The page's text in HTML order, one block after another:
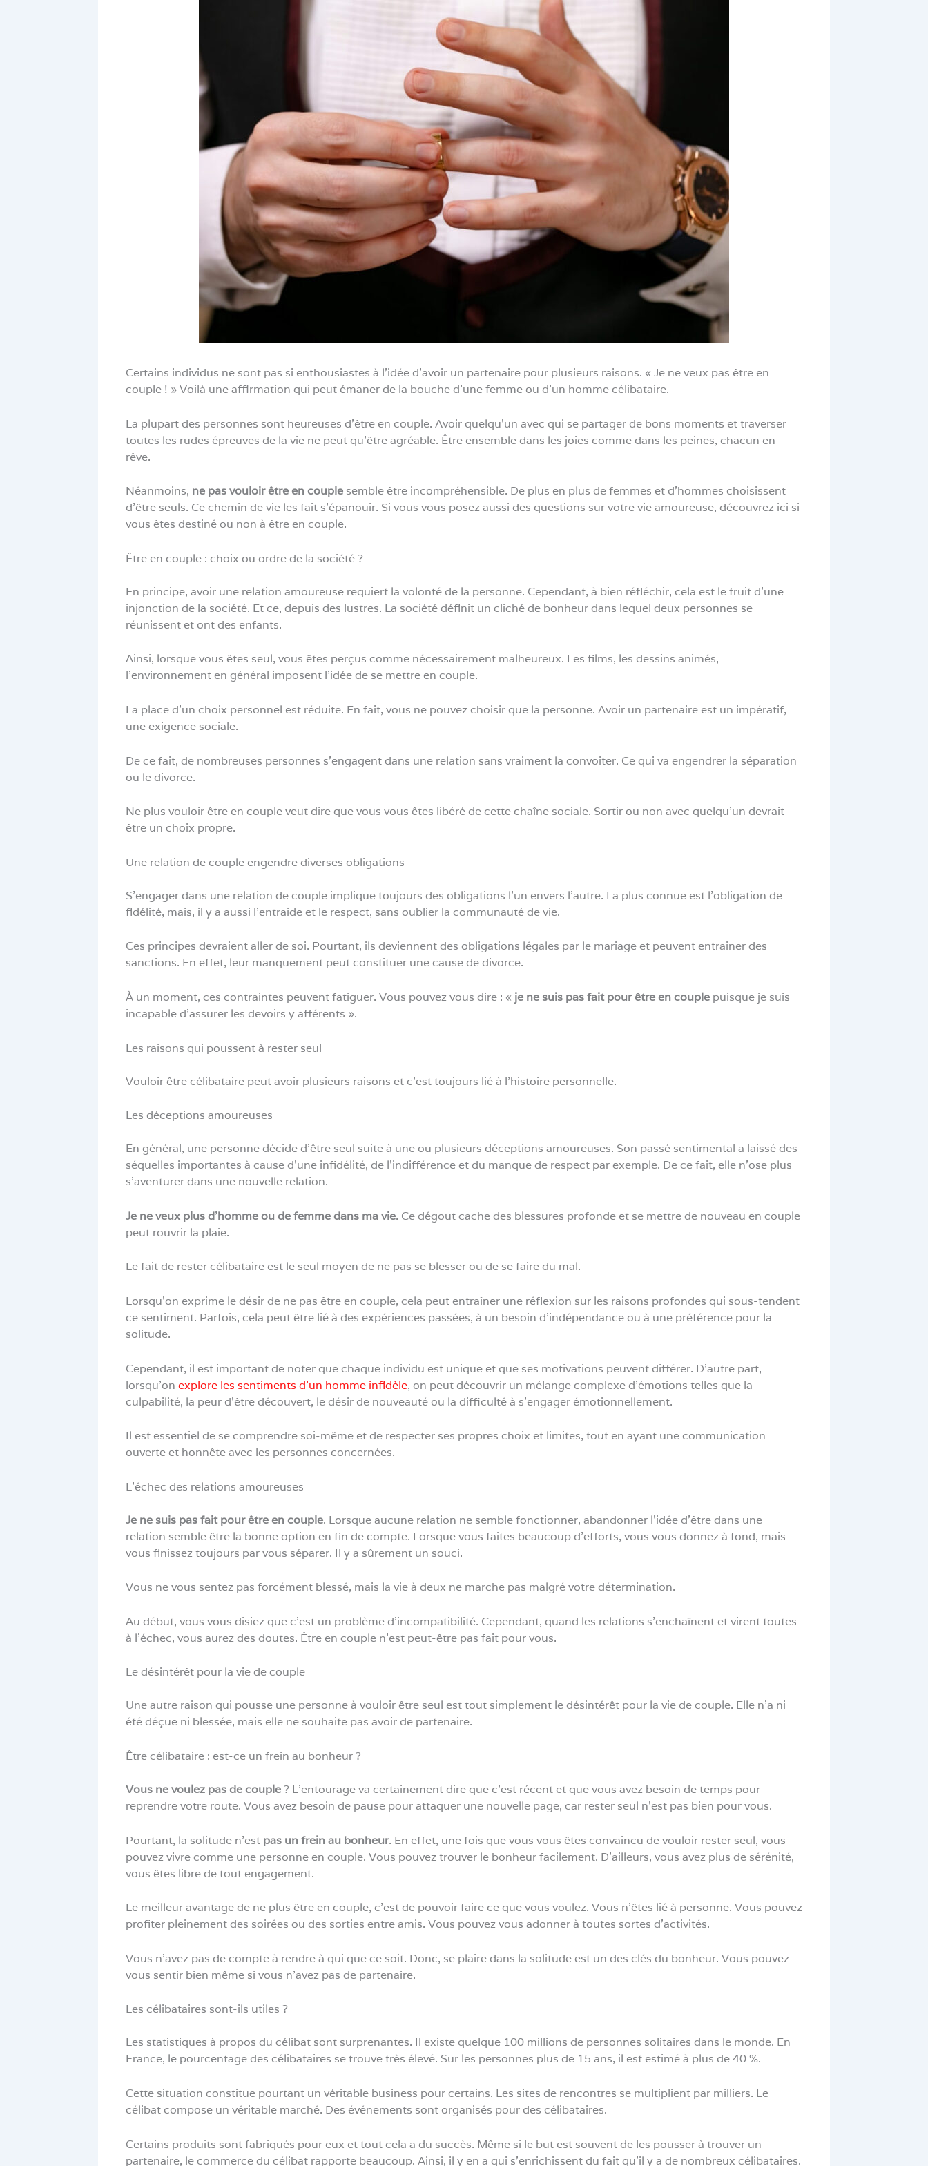
Certains individus ne sont pas si enthousiastes à l’idée d’avoir un partenaire pour plusieurs raisons. « Je ne veux pas être en
couple ! » Voilà une affirmation qui peut émaner de la bouche d’une femme ou d’un homme célibataire.
La plupart des personnes sont heureuses d’être en couple. Avoir quelqu’un avec qui se partager de bons moments et traverser
toutes les rudes épreuves de la vie ne peut qu’être agréable. Être ensemble dans les joies comme dans les peines, chacun en
rêve.
Néanmoins, ne pas vouloir être en couple semble être incompréhensible. De plus en plus de femmes et d’hommes choisissent
d’être seuls. Ce chemin de vie les fait s’épanouir. Si vous vous posez aussi des questions sur votre vie amoureuse, découvrez ici si
vous êtes destiné ou non à être en couple.
Être en couple : choix ou ordre de la société ?
En principe, avoir une relation amoureuse requiert la volonté de la personne. Cependant, à bien réfléchir, cela est le fruit d’une
injonction de la société. Et ce, depuis des lustres. La société définit un cliché de bonheur dans lequel deux personnes se
réunissent et ont des enfants.
Ainsi, lorsque vous êtes seul, vous êtes perçus comme nécessairement malheureux. Les films, les dessins animés,
l’environnement en général imposent l’idée de se mettre en couple.
La place d’un choix personnel est réduite. En fait, vous ne pouvez choisir que la personne. Avoir un partenaire est un impératif,
une exigence sociale.
De ce fait, de nombreuses personnes s’engagent dans une relation sans vraiment la convoiter. Ce qui va engendrer la séparation
ou le divorce.
Ne plus vouloir être en couple veut dire que vous vous êtes libéré de cette chaîne sociale. Sortir ou non avec quelqu’un devrait
être un choix propre.
Une relation de couple engendre diverses obligations
S’engager dans une relation de couple implique toujours des obligations l’un envers l’autre. La plus connue est l’obligation de
fidélité, mais, il y a aussi l’entraide et le respect, sans oublier la communauté de vie.
Ces principes devraient aller de soi. Pourtant, ils deviennent des obligations légales par le mariage et peuvent entrainer des
sanctions. En effet, leur manquement peut constituer une cause de divorce.
À un moment, ces contraintes peuvent fatiguer. Vous pouvez vous dire : « je ne suis pas fait pour être en couple puisque je suis
incapable d’assurer les devoirs y afférents ».
Les raisons qui poussent à rester seul
Vouloir être célibataire peut avoir plusieurs raisons et c’est toujours lié à l’histoire personnelle.
Les déceptions amoureuses
En général, une personne décide d’être seul suite à une ou plusieurs déceptions amoureuses. Son passé sentimental a laissé des
séquelles importantes à cause d’une infidélité, de l’indifférence et du manque de respect par exemple. De ce fait, elle n’ose plus
s’aventurer dans une nouvelle relation.
Je ne veux plus d’homme ou de femme dans ma vie. Ce dégout cache des blessures profonde et se mettre de nouveau en couple
peut rouvrir la plaie.
Le fait de rester célibataire est le seul moyen de ne pas se blesser ou de se faire du mal.
Lorsqu’on exprime le désir de ne pas être en couple, cela peut entraîner une réflexion sur les raisons profondes qui sous-tendent
ce sentiment. Parfois, cela peut être lié à des expériences passées, à un besoin d’indépendance ou à une préférence pour la
solitude.
Cependant, il est important de noter que chaque individu est unique et que ses motivations peuvent différer. D’autre part,
lorsqu’on explore les sentiments d’un homme infidèle, on peut découvrir un mélange complexe d’émotions telles que la
culpabilité, la peur d’être découvert, le désir de nouveauté ou la difficulté à s’engager émotionnellement.
Il est essentiel de se comprendre soi-même et de respecter ses propres choix et limites, tout en ayant une communication
ouverte et honnête avec les personnes concernées.
L’échec des relations amoureuses
Je ne suis pas fait pour être en couple. Lorsque aucune relation ne semble fonctionner, abandonner l’idée d’être dans une
relation semble être la bonne option en fin de compte. Lorsque vous faites beaucoup d’efforts, vous vous donnez à fond, mais
vous finissez toujours par vous séparer. Il y a sûrement un souci.
Vous ne vous sentez pas forcément blessé, mais la vie à deux ne marche pas malgré votre détermination.
Au début, vous vous disiez que c’est un problème d’incompatibilité. Cependant, quand les relations s’enchaînent et virent toutes
à l’échec, vous aurez des doutes. Être en couple n’est peut-être pas fait pour vous.
Le désintérêt pour la vie de couple
Une autre raison qui pousse une personne à vouloir être seul est tout simplement le désintérêt pour la vie de couple. Elle n’a ni
été déçue ni blessée, mais elle ne souhaite pas avoir de partenaire.
Être célibataire : est-ce un frein au bonheur ?
Vous ne voulez pas de couple? L’entourage va certainement dire que c’est récent et que vous avez besoin de temps pour
reprendre votre route. Vous avez besoin de pause pour attaquer une nouvelle page, car rester seul n’est pas bien pour vous.
Pourtant, la solitude n’est pas un frein au bonheur. En effet, une fois que vous vous êtes convaincu de vouloir rester seul, vous
pouvez vivre comme une personne en couple. Vous pouvez trouver le bonheur facilement. D’ailleurs, vous avez plus de sérénité,
vous êtes libre de tout engagement.
Le meilleur avantage de ne plus être en couple, c’est de pouvoir faire ce que vous voulez. Vous n’êtes lié à personne. Vous pouvez
profiter pleinement des soirées ou des sorties entre amis. Vous pouvez vous adonner à toutes sortes d’activités.
Vous n’avez pas de compte à rendre à qui que ce soit. Donc, se plaire dans la solitude est un des clés du bonheur. Vous pouvez
vous sentir bien même si vous n’avez pas de partenaire.
Les célibataires sont-ils utiles ?
Les statistiques à propos du célibat sont surprenantes. Il existe quelque 100 millions de personnes solitaires dans le monde. En
France, le pourcentage des célibataires se trouve très élevé. Sur les personnes plus de 15 ans, il est estimé à plus de 40 %.
Cette situation constitue pourtant un véritable business pour certains. Les sites de rencontres se multiplient par milliers. Le
célibat compose un véritable marché. Des événements sont organisés pour des célibataires.
Certains produits sont fabriqués pour eux et tout cela a du succès. Même si le but est souvent de les pousser à trouver un
partenaire, le commerce du célibat rapporte beaucoup. Ainsi, il y en a qui s’enrichissent du fait qu’il y a de nombreux célibataires.